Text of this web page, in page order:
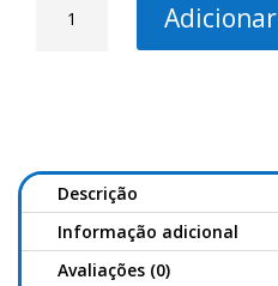
CM
-
#OB
Adicionar
Descrição
Informação adicional
Avaliações (0)